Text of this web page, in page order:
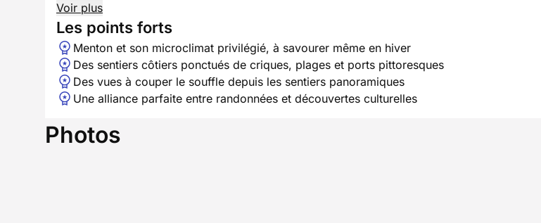
Voir plus
Les points forts
Menton et son microclimat privilégié, à savourer même en hiver
Des sentiers côtiers ponctués de criques, plages et ports pittoresques
Des vues à couper le souffle depuis les sentiers panoramiques
Une alliance parfaite entre randonnées et découvertes culturelles
Photos